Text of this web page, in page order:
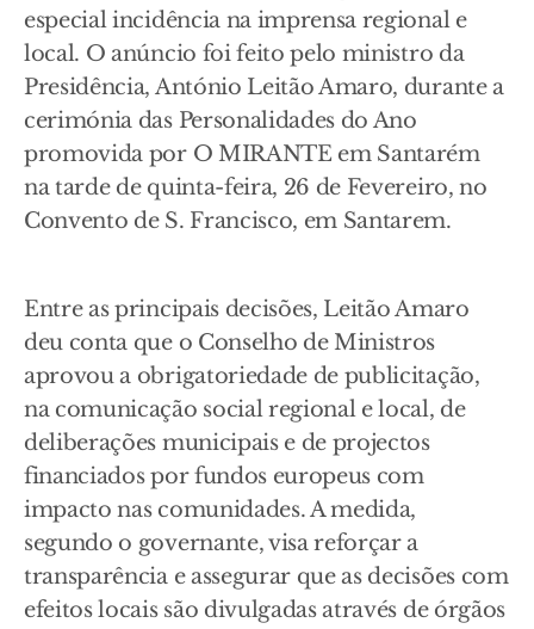
especial incidência na imprensa regional e
local. O anúncio foi feito pelo ministro da
Presidência, António Leitão Amaro, durante a
cerimónia das Personalidades do Ano
promovida por O MIRANTE em Santarém
na tarde de quinta-feira, 26 de Fevereiro, no
Convento de S. Francisco, em Santarem.
Entre as principais decisões, Leitão Amaro
deu conta que o Conselho de Ministros
aprovou a obrigatoriedade de publicitação,
na comunicação social regional e local, de
deliberações municipais e de projectos
financiados por fundos europeus com
impacto nas comunidades. A medida,
segundo o governante, visa reforçar a
transparência e assegurar que as decisões com
efeitos locais são divulgadas através de órgãos